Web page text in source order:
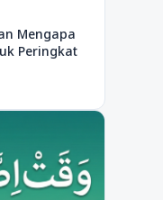
Mengapa
Peringkat